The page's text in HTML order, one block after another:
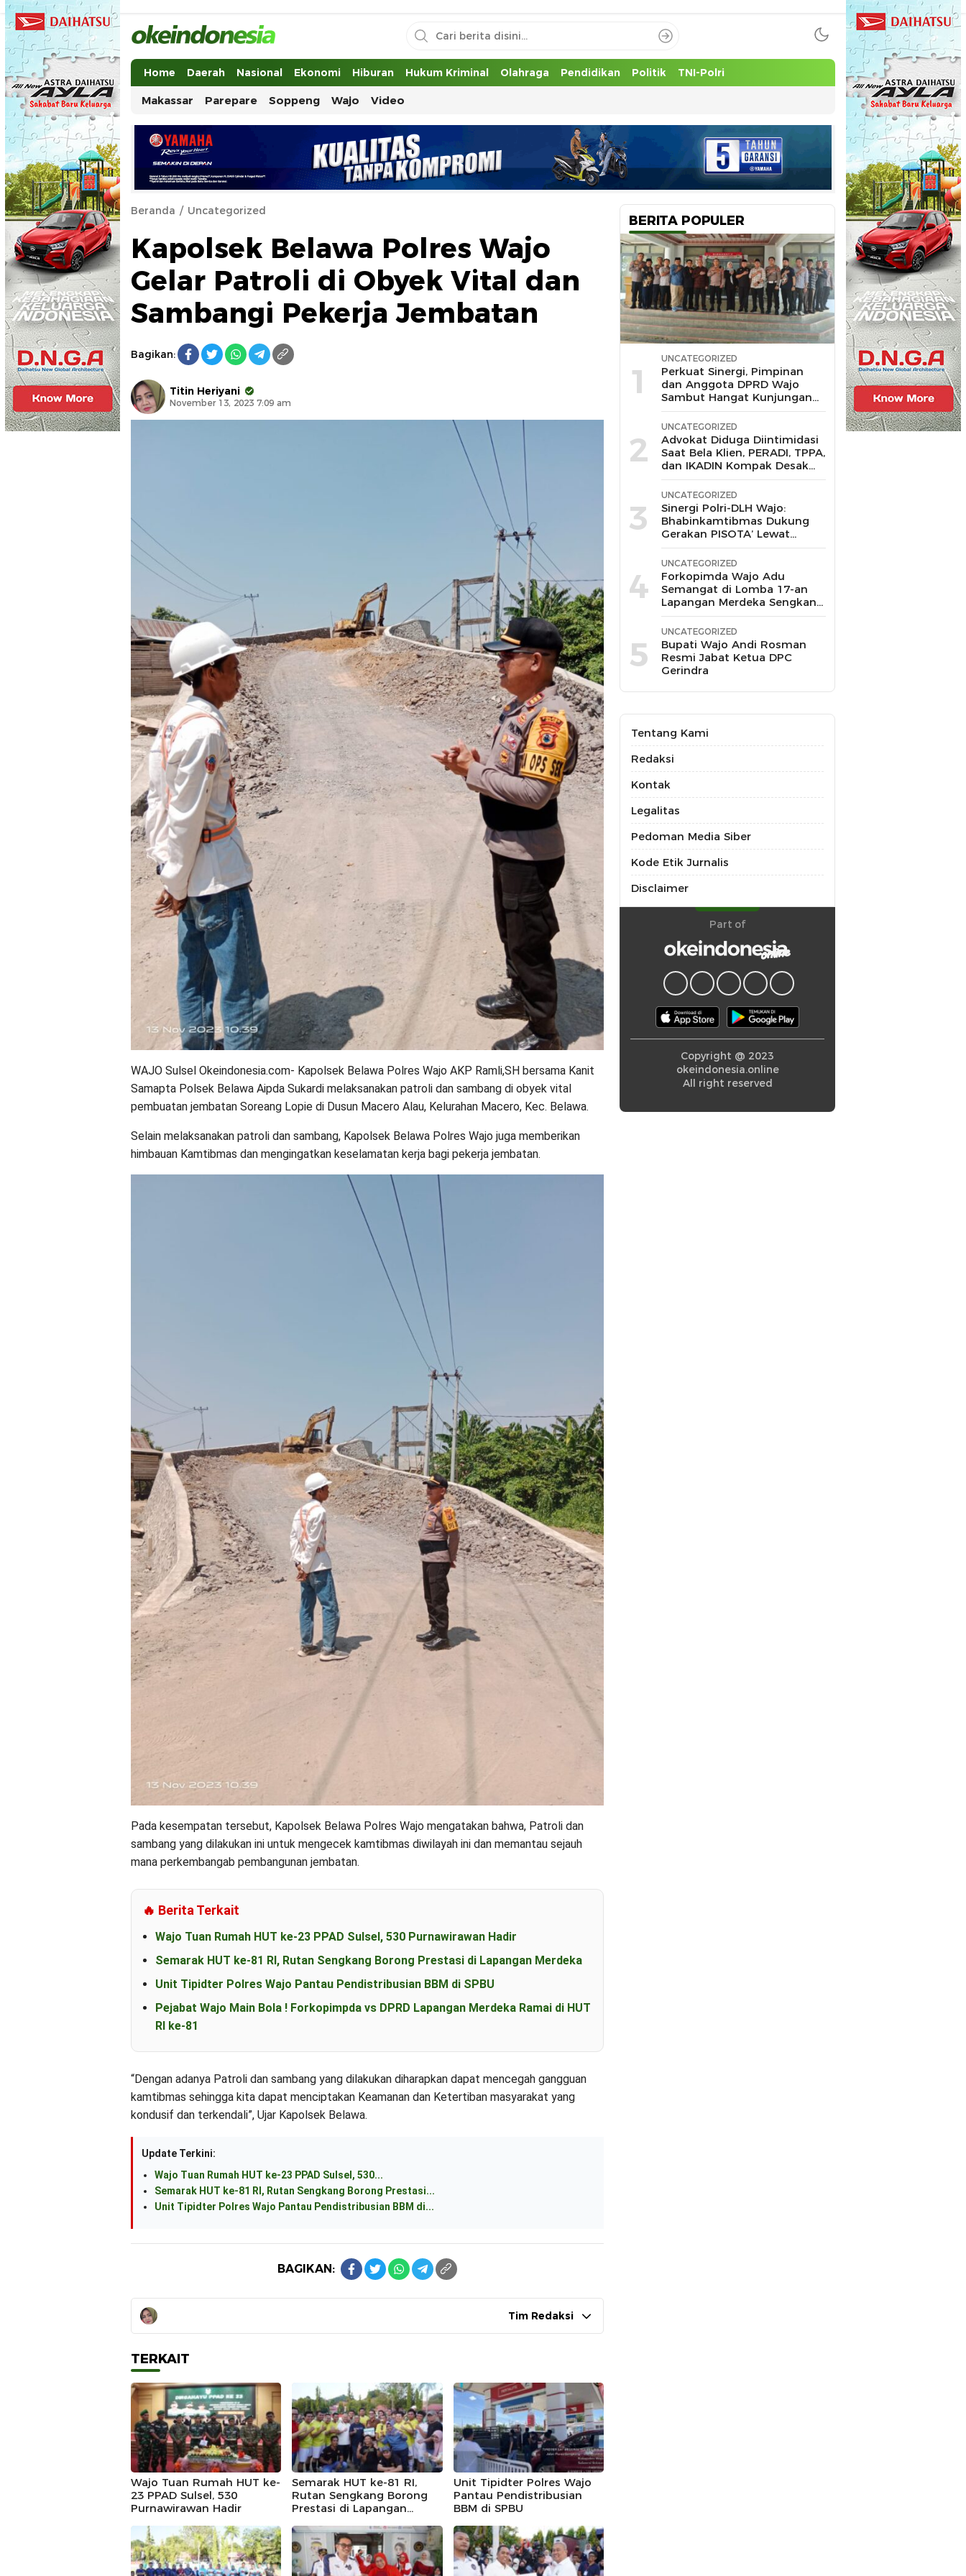
Okeindonesia.Online
Mengonlinekan Indonesia Secara Utuh
Home Daerah Nasional Ekonomi Hiburan Hukum Kriminal Olahraga Pendidikan Politik TNI-Polri
Makassar Parepare Soppeng Wajo Video
Beranda Uncategorized
Kapolsek Belawa Polres Wajo
Gelar Patroli di Obyek Vital dan
Sambangi Pekerja Jembatan
Bagikan:
Titin Heriyani
November 13, 2023 7:09 am
WAJO Sulsel Okeindonesia.com- Kapolsek Belawa Polres Wajo AKP Ramli,SH bersama Kanit
Samapta Polsek Belawa Aipda Sukardi melaksanakan patroli dan sambang di obyek vital
pembuatan jembatan Soreang Lopie di Dusun Macero Alau, Kelurahan Macero, Kec. Belawa.
Selain melaksanakan patroli dan sambang, Kapolsek Belawa Polres Wajo juga memberikan
himbauan Kamtibmas dan mengingatkan keselamatan kerja bagi pekerja jembatan.
Pada kesempatan tersebut, Kapolsek Belawa Polres Wajo mengatakan bahwa, Patroli dan
sambang yang dilakukan ini untuk mengecek kamtibmas diwilayah ini dan memantau sejauh
mana perkembangab pembangunan jembatan.
🔥 Berita Terkait
Wajo Tuan Rumah HUT ke-23 PPAD Sulsel, 530 Purnawirawan Hadir
Semarak HUT ke-81 RI, Rutan Sengkang Borong Prestasi di Lapangan Merdeka
Unit Tipidter Polres Wajo Pantau Pendistribusian BBM di SPBU
Pejabat Wajo Main Bola ! Forkopimpda vs DPRD Lapangan Merdeka Ramai di HUT
RI ke-81
“Dengan adanya Patroli dan sambang yang dilakukan diharapkan dapat mencegah gangguan
kamtibmas sehingga kita dapat menciptakan Keamanan dan Ketertiban masyarakat yang
kondusif dan terkendali”, Ujar Kapolsek Belawa.
Update Terkini:
Wajo Tuan Rumah HUT ke-23 PPAD Sulsel, 530...
Semarak HUT ke-81 RI, Rutan Sengkang Borong Prestasi...
Unit Tipidter Polres Wajo Pantau Pendistribusian BBM di...
BAGIKAN:
Tim Redaksi
TERKAIT
Wajo Tuan Rumah HUT ke-
23 PPAD Sulsel, 530
Purnawirawan Hadir
Semarak HUT ke-81 RI,
Rutan Sengkang Borong
Prestasi di Lapangan
Unit Tipidter Polres Wajo
Pantau Pendistribusian
BBM di SPBU
BERITA POPULER
1
UNCATEGORIZED
Perkuat Sinergi, Pimpinan
dan Anggota DPRD Wajo
Sambut Hangat Kunjungan
Silaturahmi Kapolres Wajo
yang Baru,
2
UNCATEGORIZED
Advokat Diduga Diintimidasi
Saat Bela Klien, PERADI, TPPA,
dan IKADIN Kompak Desak
Polda Riau Usut Tuntas
Dugaan Premanisme
3
UNCATEGORIZED
Sinergi Polri-DLH Wajo:
Bhabinkamtibmas Dukung
Gerakan PISOTA’ Lewat
Motor Sampah
4
UNCATEGORIZED
Forkopimda Wajo Adu
Semangat di Lomba 17-an
Lapangan Merdeka Sengkang,
Andi Rosman Juara Makan
Krupuk
5
UNCATEGORIZED
Bupati Wajo Andi Rosman
Resmi Jabat Ketua DPC
Gerindra
Tentang Kami
Redaksi
Kontak
Legalitas
Pedoman Media Siber
Kode Etik Jurnalis
Disclaimer
Part of
Copyright @ 2023
okeindonesia.online
All right reserved